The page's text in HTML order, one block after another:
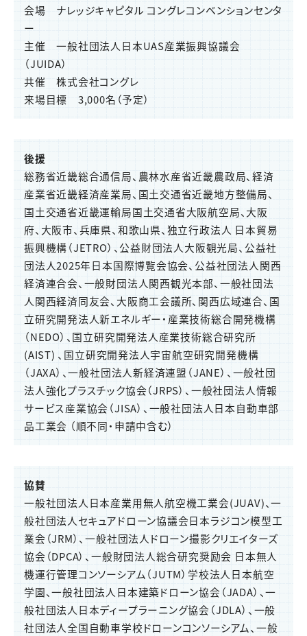
会場 ナレッジキャピタル コングレコンベンションセンタ
ー
主催 一般社団法人日本UAS産業振興協議会
（JUIDA）
共催 株式会社コングレ
来場目標 3,000名（予定）
後援
総務省近畿総合通信局、農林水産省近畿農政局、経済
産業省近畿経済産業局、国土交通省近畿地方整備局、
国土交通省近畿運輸局国土交通省大阪航空局、大阪
府、大阪市、兵庫県、和歌山県、独立行政法人 日本貿易
振興機構（JETRO）、公益財団法人大阪観光局、公益社
団法人2025年日本国際博覧会協会、公益社団法人関西
経済連合会、一般財団法人関西観光本部、一般社団法
人関西経済同友会、大阪商工会議所、関西広域連合、国
立研究開発法人新エネルギー・産業技術総合開発機構
（NEDO）、国立研究開発法人産業技術総合研究所
(AIST) 、国立研究開発法人宇宙航空研究開発機構
（JAXA）、一般社団法人新経済連盟（JANE）、一般社団
法人強化プラスチック協会（JRPS）、一般社団法人情報
サービス産業協会（JISA）、一般社団法人日本自動車部
品工業会 （順不同・申請中含む）
協賛
一般社団法人日本産業用無人航空機工業会(JUAV)、一
般社団法人セキュアドローン協議会日本ラジコン模型工
業会（JRM）、一般社団法人ドローン撮影クリエイターズ
協会（DPCA）、一般財団法人総合研究奨励会 日本無人
機運行管理コンソーシアム（JUTM）学校法人日本航空
学園、一般社団法人日本建築ドローン協会（JADA）、一
般社団法人日本ディープラーニング協会（JDLA）、一般
社団法人全国自動車学校ドローンコンソーシアム、一般